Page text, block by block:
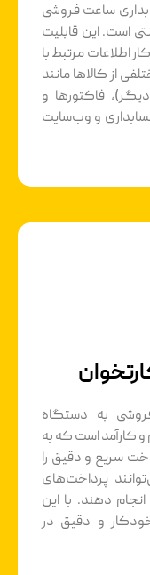
ساعت فروشی
است. این قابلیت
اطلاعات مرتبط با
از کالاها مانند
فاکتورها و
و وب‌سایت
به دستگاه
کارآمد است که به
سریع و دقیق را
پرداخت‌های
دهند. با این
و دقیق در